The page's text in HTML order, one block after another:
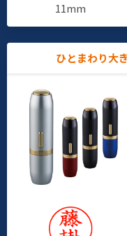
11mm
ひとまわり大